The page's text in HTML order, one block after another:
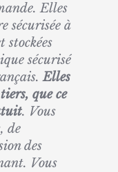
Elles
sécurisée à
stockées
sécurisé
Elles
que ce
. Vous
de
des
Vous